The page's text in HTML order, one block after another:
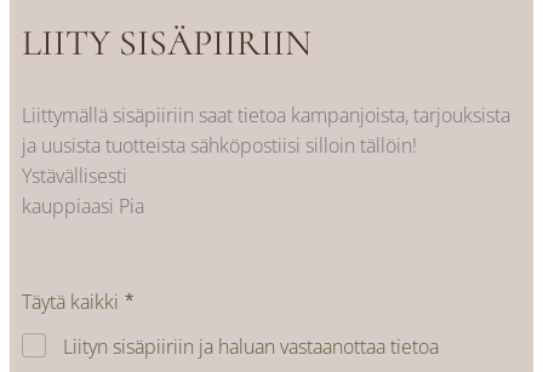
LIITY SISÄPIIRIIN
Liittymällä sisäpiiriin saat tietoa kampanjoista, tarjouksista
ja uusista tuotteista sähköpostiisi silloin tällöin!
Ystävällisesti
kauppiaasi Pia
Täytä kaikki
Liityn sisäpiiriin ja haluan vastaanottaa tietoa